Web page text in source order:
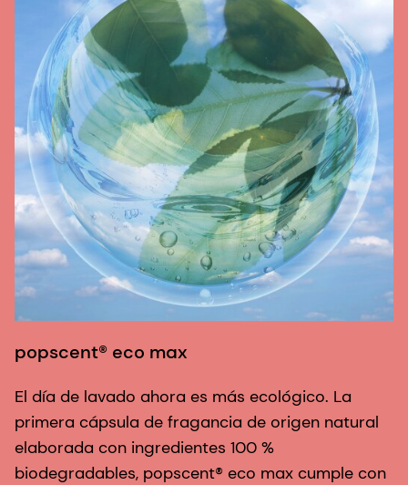
popscent® eco max
El día de lavado ahora es más ecológico. La
primera cápsula de fragancia de origen natural
elaborada con ingredientes 100 %
biodegradables, popscent® eco max cumple con